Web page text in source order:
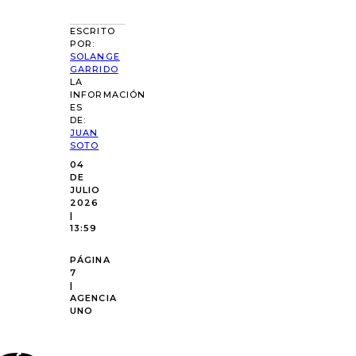
ESCRITO
POR:
SOLANGE
GARRIDO
LA
INFORMACIÓN
ES
DE:
JUAN
SOTO
04
DE
JULIO
2026
|
13:59
PÁGINA
7
|
AGENCIA
UNO